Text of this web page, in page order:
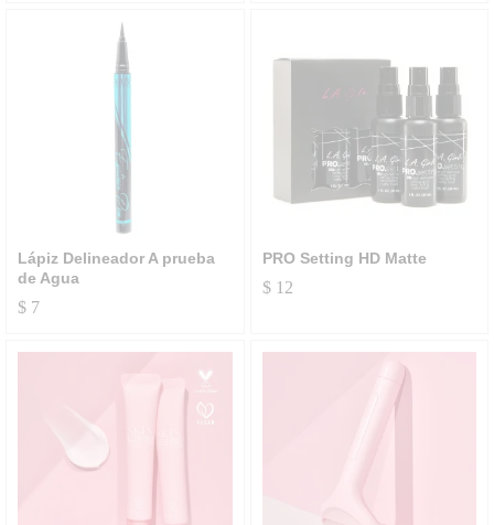
Lápiz Delineador A prueba
de Agua
$ 7
PRO Setting HD Matte
$12